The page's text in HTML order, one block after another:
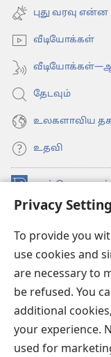
Privacy
To provide you
use cookies and
are necessary to
be refused. You
additional
your experience.
used for
new
window)
புது வரவு என்ன
வீடியோக்கள்
தேடவும்
உலகளாவிய
உதவி
நன்கொடைகள்
new
(opens
JW Hub®
window)JW லைப்ரரி
உவாட்ச்டவர்